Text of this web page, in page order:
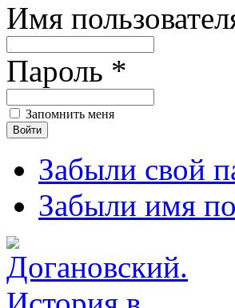
Имя
Пароль *
Запомнить меня
Забыли свой
Забыли имя